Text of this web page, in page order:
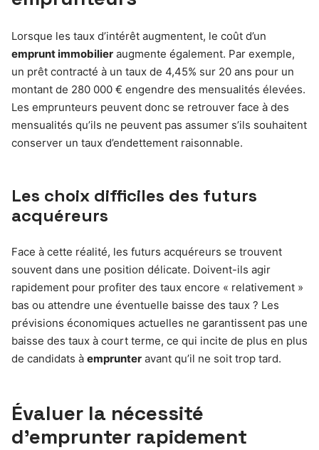
Lorsque les taux d’intérêt augmentent, le coût d’un
emprunt immobilier augmente également. Par exemple,
un prêt contracté à un taux de 4,45% sur 20 ans pour un
montant de 280 000 € engendre des mensualités élevées.
Les emprunteurs peuvent donc se retrouver face à des
mensualités qu’ils ne peuvent pas assumer s’ils souhaitent
conserver un taux d’endettement raisonnable.
Les choix difficiles des futurs
acquéreurs
Face à cette réalité, les futurs acquéreurs se trouvent
souvent dans une position délicate. Doivent-ils agir
rapidement pour profiter des taux encore « relativement »
bas ou attendre une éventuelle baisse des taux ? Les
prévisions économiques actuelles ne garantissent pas une
baisse des taux à court terme, ce qui incite de plus en plus
de candidats à emprunter avant qu’il ne soit trop tard.
Évaluer la nécessité
d’emprunter rapidement